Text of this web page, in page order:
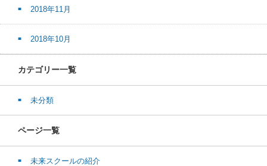
2018年11月
2018年10月
カテゴリー一覧
未分類
ページ一覧
未来スクールの紹介